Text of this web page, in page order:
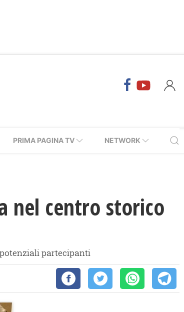
PRIMA PAGINA TV NETWORK
nel centro storico
partecipanti